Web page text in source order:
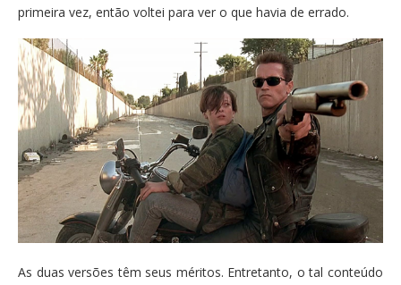
primeira vez, então voltei para ver o que havia de errado.
As duas versões têm seus méritos. Entretanto, o tal conteúdo